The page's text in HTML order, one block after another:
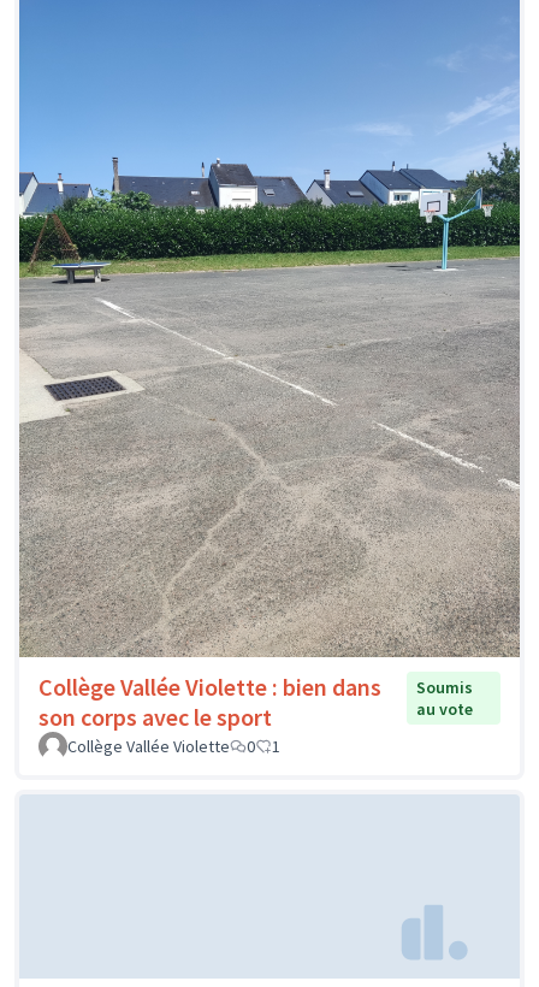
Collège Vallée Violette : bien dans
son corps avec le sport
Soumis
au vote
Collège Vallée Violette
0 1